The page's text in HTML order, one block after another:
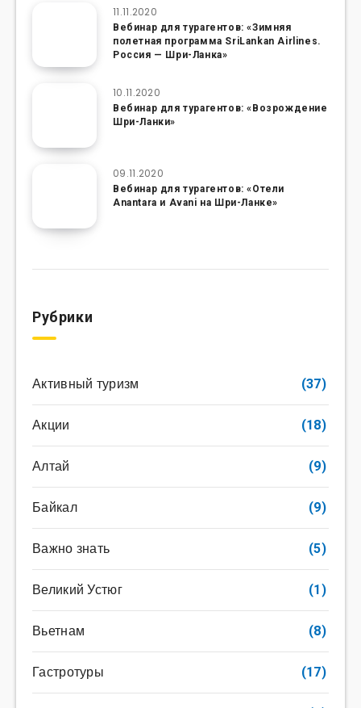
11.11.2020
Вебинар для турагентов: «Зимняя
полетная программа SriLankan Airlines.
Россия — Шри-Ланка»
10.11.2020
Вебинар для турагентов: «Возрождение
Шри-Ланки»
09.11.2020
Вебинар для турагентов: «Отели
Anantara и Avani на Шри-Ланке»
Рубрики
Активный туризм (37)
Акции (18)
Алтай (9)
Байкал (9)
Важно знать (5)
Великий Устюг (1)
Вьетнам (8)
Гастротуры (17)